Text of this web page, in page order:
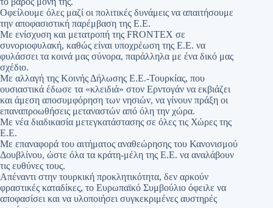
Οφείλουμε όλες μαζί οι πολιτικές δυνάμεις να απαιτήσουμε
την αποφασιστική παρέμβαση της Ε.Ε.
Με ενίσχυση και μετατροπή της FRONTEX σε
συνοριοφυλακή, καθώς είναι υποχρέωση της Ε.Ε. να
φυλάσσει τα κοινά μας σύνορα, παράλληλα με ένα δικό μας
σχέδιο.
Με αλλαγή της Κοινής Δήλωσης Ε.Ε.-Τουρκίας, που
ουσιαστικά έδωσε τα «κλειδιά» στον Ερντογάν να εκβιάζει
και άμεση αποσυμφόρηση των νησιών, να γίνουν πράξη οι
επαναπροωθήσεις μεταναστών από όλη την χώρα.
Με νέα διαδικασία μετεγκατάστασης σε όλες τις Χώρες της
Ε.Ε.
Με επαναφορά του αιτήματος αναθεώρησης του Κανονισμού
Δουβλίνου, ώστε όλα τα κράτη-μέλη της Ε.Ε. να αναλάβουν
τις ευθύνες τους.
Απέναντι στην τουρκική προκλητικότητα, δεν αρκούν
φραστικές καταδίκες, το Ευρωπαϊκό Συμβούλιο όφειλε να
αποφασίσει και να υλοποιήσει συγκεκριμένες αυστηρές